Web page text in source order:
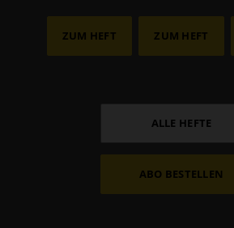
ZUM HEFT ZUM HEFT
ALLE HEFTE
ABO BESTELLEN